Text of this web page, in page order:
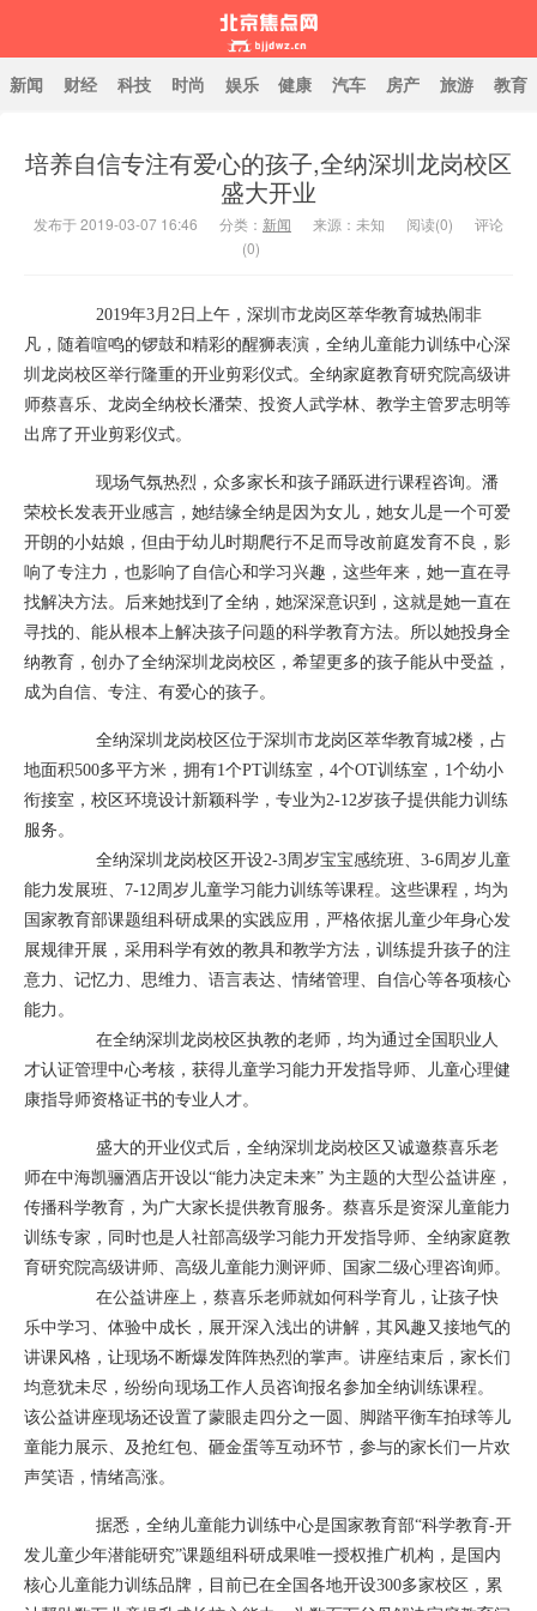
北京焦点网
新闻 财经 科技 时尚 娱乐 健康 汽车 房产 旅游 教育
培养自信专注有爱心的孩子,全纳深圳龙岗校区
盛大开业
发布于 2019-03-07 16:46 分类： 新闻 来源：未知 阅读(0)
评论
(0)
2019年3月2日上午，深圳市龙岗区萃华教育城热闹非
凡，随着喧鸣的锣鼓和精彩的醒狮表演，全纳儿童能力训练中心深
圳龙岗校区举行隆重的开业剪彩仪式。全纳家庭教育研究院高级讲
师蔡喜乐、龙岗全纳校长潘荣、投资人武学林、教学主管罗志明等
出席了开业剪彩仪式。
现场气氛热烈，众多家长和孩子踊跃进行课程咨询。潘
荣校长发表开业感言，她结缘全纳是因为女儿，她女儿是一个可爱
开朗的小姑娘，但由于幼儿时期爬行不足而导改前庭发育不良，影
响了专注力，也影响了自信心和学习兴趣，这些年来，她一直在寻
找解决方法。后来她找到了全纳，她深深意识到，这就是她一直在
寻找的、能从根本上解决孩子问题的科学教育方法。所以她投身全
纳教育，创办了全纳深圳龙岗校区，希望更多的孩子能从中受益，
成为自信、专注、有爱心的孩子。
全纳深圳龙岗校区位于深圳市龙岗区萃华教育城2楼，占
地面积500多平方米，拥有1个PT训练室，4个OT训练室，1个幼小
衔接室，校区环境设计新颖科学，专业为2-12岁孩子提供能力训练
服务。
全纳深圳龙岗校区开设2-3周岁宝宝感统班、3-6周岁儿童
能力发展班、7-12周岁儿童学习能力训练等课程。这些课程，均为
国家教育部课题组科研成果的实践应用，严格依据儿童少年身心发
展规律开展，采用科学有效的教具和教学方法，训练提升孩子的注
意力、记忆力、思维力、语言表达、情绪管理、自信心等各项核心
能力。
在全纳深圳龙岗校区执教的老师，均为通过全国职业人
才认证管理中心考核，获得儿童学习能力开发指导师、儿童心理健
康指导师资格证书的专业人才。
盛大的开业仪式后，全纳深圳龙岗校区又诚邀蔡喜乐老
师在中海凯骊酒店开设以“能力决定未来” 为主题的大型公益讲座，
传播科学教育，为广大家长提供教育服务。蔡喜乐是资深儿童能力
训练专家，同时也是人社部高级学习能力开发指导师、全纳家庭教
育研究院高级讲师、高级儿童能力测评师、国家二级心理咨询师。
在公益讲座上，蔡喜乐老师就如何科学育儿，让孩子快
乐中学习、体验中成长，展开深入浅出的讲解，其风趣又接地气的
讲课风格，让现场不断爆发阵阵热烈的掌声。讲座结束后，家长们
均意犹未尽，纷纷向现场工作人员咨询报名参加全纳训练课程。
该公益讲座现场还设置了蒙眼走四分之一圆、脚踏平衡车拍球等儿
童能力展示、及抢红包、砸金蛋等互动环节，参与的家长们一片欢
声笑语，情绪高涨。
据悉，全纳儿童能力训练中心是国家教育部“科学教育-开
发儿童少年潜能研究”课题组科研成果唯一授权推广机构，是国内
核心儿童能力训练品牌，目前已在全国各地开设300多家校区，累